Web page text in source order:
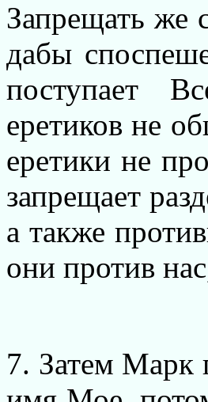
Запрещать же
дабы
поступает
еретиков не
еретики не
запрещает
а также
они против
7. Затем Марк